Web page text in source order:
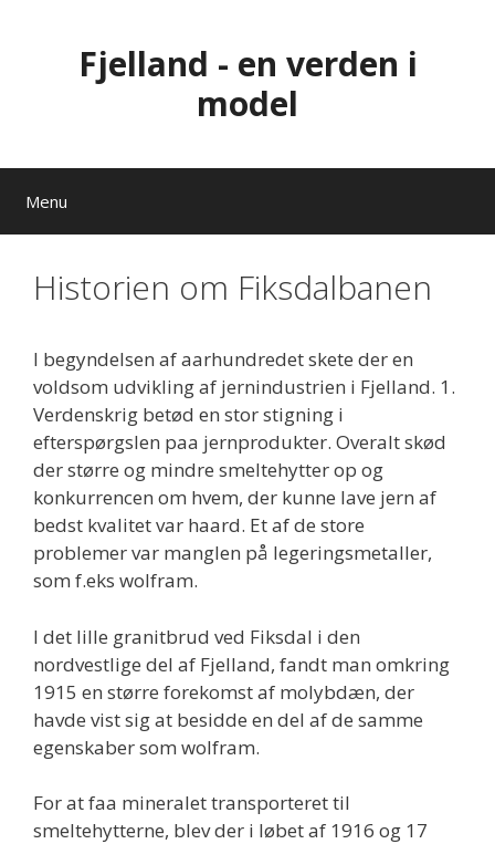
Fjelland - en verden i
model
Menu
Historien om Fiksdalbanen
I begyndelsen af aarhundredet skete der en
voldsom udvikling af jernindustrien i Fjelland. 1.
Verdenskrig betød en stor stigning i
efterspørgslen paa jernprodukter. Overalt skød
der større og mindre smeltehytter op og
konkurrencen om hvem, der kunne lave jern af
bedst kvalitet var haard. Et af de store
problemer var manglen på legeringsmetaller,
som f.eks wolfram.
I det lille granitbrud ved Fiksdal i den
nordvestlige del af Fjelland, fandt man omkring
1915 en større forekomst af molybdæn, der
havde vist sig at besidde en del af de samme
egenskaber som wolfram.
For at faa mineralet transporteret til
smeltehytterne, blev der i løbet af 1916 og 17